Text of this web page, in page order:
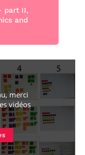
part II,
and
merci
vidéos